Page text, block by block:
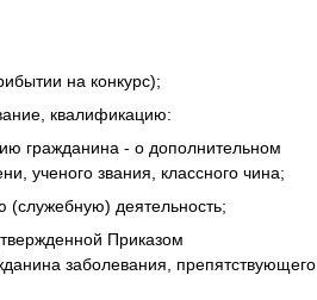
на конкурс);
квалификацию:
гражданина - о дополнительном
ученого звания, классного чина;
деятельность;
Приказом
заболевания, препятствующего